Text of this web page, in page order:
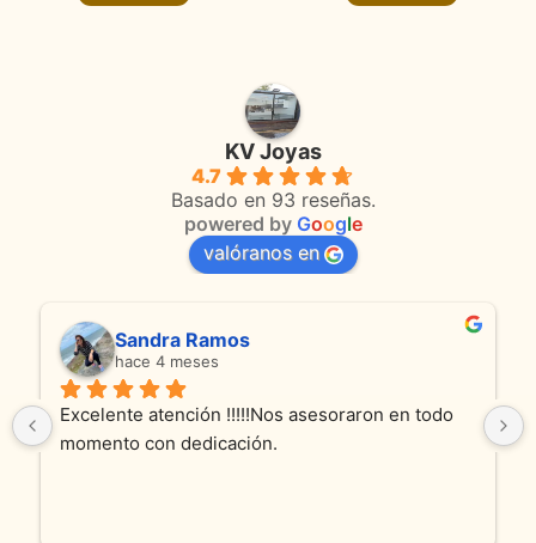
KV Joyas
4.7
Basado en 93 reseñas.
powered by Google
valóranos en
Sandra Ramos
hace 4 meses
Excelente atención !!!!!Nos asesoraron en todo
momento con dedicación.